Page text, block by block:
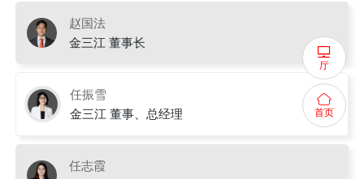
赵国法
金三江 董事长
任振雪
金三江 董事、总经理
任志霞
厅
首页